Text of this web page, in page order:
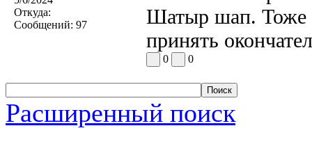
Откуда:
Сообщений: 97
Шатыр шап. Тоже
принять
0 0
Расширенный поиск